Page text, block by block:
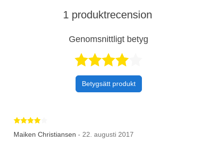
1 produktrecension
Genomsnittligt betyg
Betygsätt produkt
Maiken Christiansen - 22. augusti 2017